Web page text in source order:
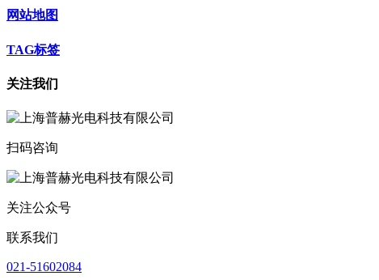
网站地图
TAG标签
关注我们
扫码咨询
关注公众号
联系我们
021-51602084